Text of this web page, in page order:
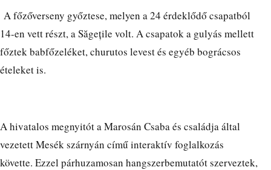
A főzőverseny győztese, melyen a 24 érdeklődő csapatból
14-en vett részt, a Săgețile volt. A csapatok a gulyás mellett
főztek babfőzeléket, churutos levest és egyéb bográcsos
ételeket is.
A hivatalos megnyitót a Marosán Csaba és családja által
vezetett Mesék szárnyán című interaktív foglalkozás
követte. Ezzel párhuzamosan hangszerbemutatót szerveztek,